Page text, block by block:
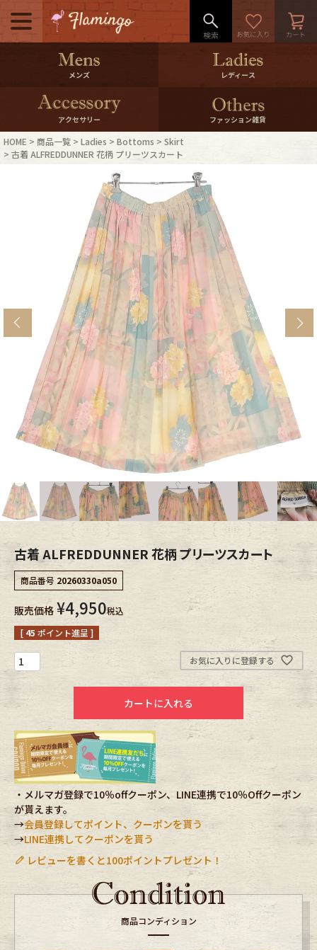
メニュー
500pt＆10％Offクーポンプレゼン
ト
10％0ffクーポンプレゼント
ログイン・会員登録
マイページ
ご利用ガイド International Shipping
店舗紹介 特集一覧
ブランドから探す スタッフコーディネート
年代から探す 古着卸DOCK
メンズ商品カテゴリーから探す
Outer
Bottoms Fafatt
レディース商品カテゴリーから探す
Tops Bottoms
Outer
Kidswear
小物・アクセサリーから探す
Eye Wear
Bag Stall・Scarf
Accessory Shoes
Belt antique goods
Keyring vintage bicycle
メンズ レディース
アクセサリー ファッション雑貨
HOME 商品一覧 Ladies Bottoms
Skirt
古着 ALFREDDUNNER 花柄 プリーツスカート
古着 ALFREDDUNNER 花柄 プリーツスカート
商品番号 20260330a050
販売価格 ¥4,950税込
[ 45 ポイント進呈 ]
お気に入りに登録する
カートに入れる
・メルマガ登録で10％offクーポン、LINE連携で10％Offクーポン
が貰えます。
→会員登録してポイント、クーポンを貰う
→LINE連携してクーポンを貰う
レビューを書くと100ポイントプレゼント！
商品コンディション